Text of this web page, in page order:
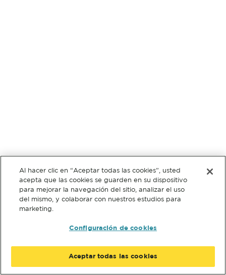
Al hacer clic en “Aceptar todas las cookies”, usted
acepta que las cookies se guarden en su dispositivo
para mejorar la navegación del sitio, analizar el uso
del mismo, y colaborar con nuestros estudios para
marketing.
Configuración de cookies
Aceptar todas las cookies